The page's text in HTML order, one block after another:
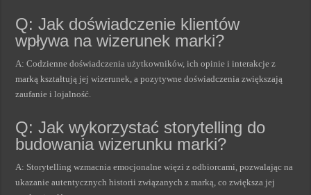
Q: Jak doświadczenie klientów
wpływa na wizerunek marki?
A: Codzienne doświadczenia użytkowników, ich opinie i interakcje z
marką kształtują jej wizerunek, a pozytywne doświadczenia zwiększają
zaufanie i lojalność.
Q: Jak wykorzystać storytelling do
budowania wizerunku marki?
A: Storytelling wzmacnia emocjonalne więzi z odbiorcami, pozwalając na
ukazanie autentycznych historii związanych z marką, co zwiększa jej